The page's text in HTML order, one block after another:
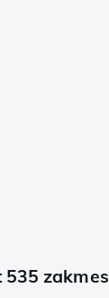
535 zakmes